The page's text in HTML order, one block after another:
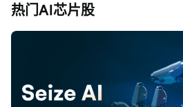
热门AI芯片股